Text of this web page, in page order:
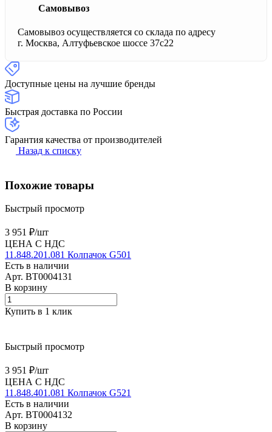
Самовывоз
Самовывоз осуществляется со склада по адресу
г. Москва, Алтуфьевское шоссе 37с22
Доступные цены на лучшие бренды
Быстрая доставка по России
Гарантия качества от производителей
Назад к списку
Похожие товары
Быстрый просмотр
3 951 ₽/шт
ЦЕНА С НДС
11.848.201.081 Колпачок G501
Есть в наличии
Арт. BT0004131
В корзину
Купить в 1 клик
Быстрый просмотр
3 951 ₽/шт
ЦЕНА С НДС
11.848.401.081 Колпачок G521
Есть в наличии
Арт. BT0004132
В корзину